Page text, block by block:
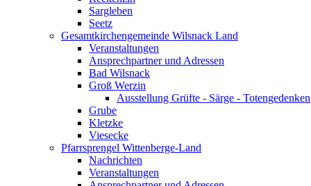
Sargleben
Seetz
Gesamtkirchengemeinde Wilsnack Land
Veranstaltungen
Ansprechpartner und Adressen
Bad Wilsnack
Groß Werzin
Ausstellung Grüfte - Särge - Totengedenken
Grube
Kletzke
Viesecke
Pfarrsprengel Wittenberge-Land
Nachrichten
Veranstaltungen